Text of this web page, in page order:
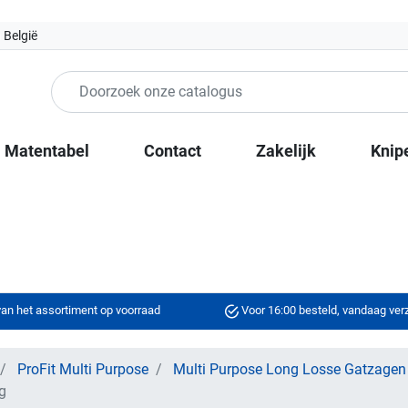
Matentabel Contact Zakelijk
het assortiment op voorraad Voor 16:00 besteld, vandaag
ProFit Multi Purpose
Multi Purpose Long Losse Gatzagen